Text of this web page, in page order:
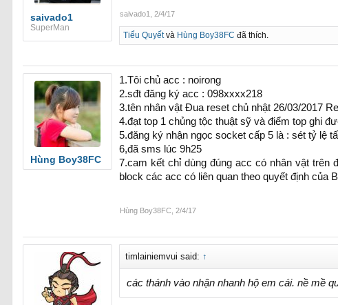
saivado1
SuperMan
saivado1 2/4/17
Tiểu Quyếtvà Hùng Boy38FC đã thích.
Hùng Boy38FC
1.Tôi chủ acc : noirong
2.sđt đăng ký acc : 098xxxx218
3.tên nhân vật Đua reset chủ nhật 26/03/2017
4.đạt top 1 chủng tộc thuật sỹ và điểm top ghi
5.đăng ký nhận ngọc socket cấp 5 là : sét tỷ lệ
6,đã sms lúc 9h25
7.cam kết chỉ dùng đúng acc có nhân vật trên
block các acc có liên quan theo quyết định của
Hùng Boy38FC 2/4/17
timlainiemvui said: ↑
các thánh vào nhận nhanh hộ em cái. nề mề